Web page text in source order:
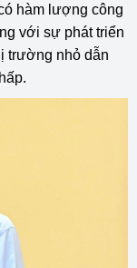
hàm lượng công
với sự phát triển
trường nhỏ dẫn